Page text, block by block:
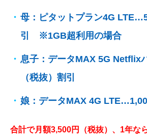
母：ピタットプラン4G
引 ※1GB超利用の場合
息子：データMAX 5G Netflix
（税抜）割引
娘：データMAX 4G
合計で月額3,500円（税抜）、1年な